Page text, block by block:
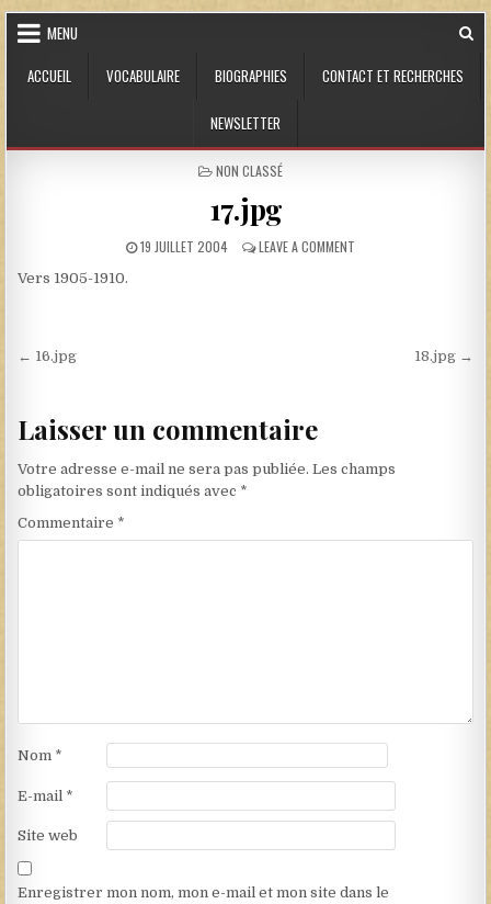
Skip to content
MENU
ACCUEIL
VOCABULAIRE BIOGRAPHIES CONTACT ET RECHERCHES
NEWSLETTER
POSTED IN
NON CLASSÉ
17.jpg
PUBLISHED DATE:
19 JUILLET 2004 LEAVE A COMMENTON 17.JPG
Vers 1905-1910.
Navigation de l’article
← 16.jpg 18.jpg →
Laisser un commentaire
Votre adresse e-mail ne sera pas publiée. Les champs
obligatoires sont indiqués avec *
Commentaire *
Nom *
E-mail *
Site web
Enregistrer mon nom, mon e-mail et mon site dans le